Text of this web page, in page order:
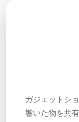
ガジェットシ
響いた物を共